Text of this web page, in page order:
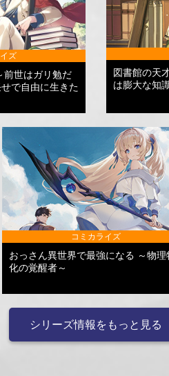
ズ
前世はガリ勉だ
で自由に生きた
図書館の天
は膨大な知
コミカライズ
おっさん異世界で最強になる ～物理
化の覚醒者～
シリーズ情報をもっと見る